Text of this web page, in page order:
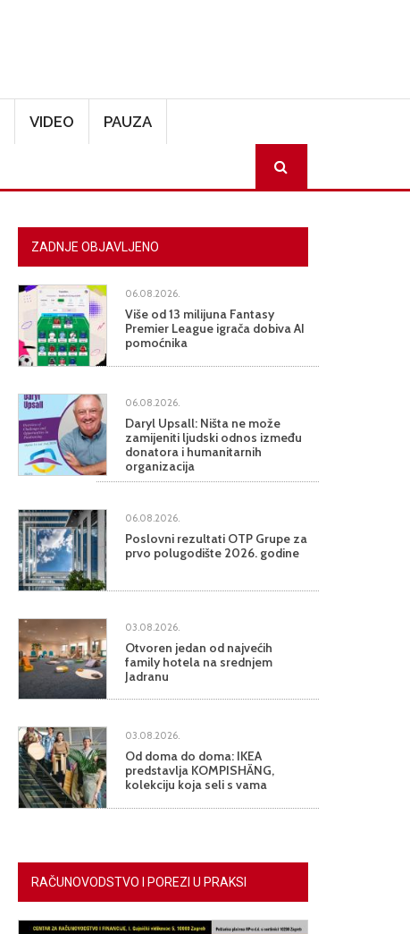
VIDEO PAUZA
ZADNJE OBJAVLJENO
06.08.2026.
Više od 13 milijuna Fantasy
Premier League igrača dobiva AI
pomoćnika
06.08.2026.
Daryl Upsall: Ništa ne može
zamijeniti ljudski odnos između
donatora i humanitarnih
organizacija
06.08.2026.
Poslovni rezultati OTP Grupe za
prvo polugodište 2026. godine
03.08.2026.
Otvoren jedan od najvećih
family hotela na srednjem
Jadranu
03.08.2026.
Od doma do doma: IKEA
predstavlja KOMPISHÄNG,
kolekciju koja seli s vama
RAČUNOVODSTVO I POREZI U PRAKSI